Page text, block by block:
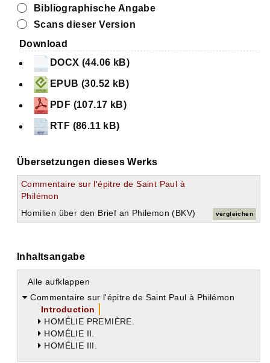
Bibliographische Angabe
Scans dieser Version
Download
DOCX (44.06 kB)
EPUB (30.52 kB)
PDF (107.17 kB)
RTF (86.11 kB)
Übersetzungen dieses Werks
Commentaire sur l'épitre de Saint Paul à
Philémon
Homilien über den Brief an Philemon (BKV)
vergleichen
Inhaltsangabe
Alle aufklappen
Commentaire sur l'épitre de Saint Paul à Philémon
Introduction
HOMÉLIE PREMIÈRE.
HOMÉLIE II.
HOMÉLIE III.